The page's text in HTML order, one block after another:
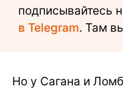
подписывайтесь
в Telegram. Там
Но у Сагана и